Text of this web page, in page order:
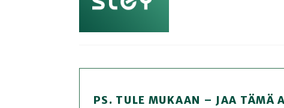
PS. TULE MUKAAN – JAA TÄMÄ